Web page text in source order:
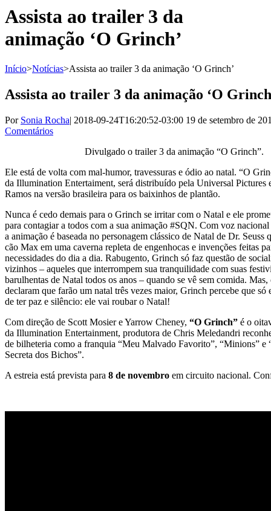
Assista ao trailer 3 da
animação ‘O Grinch’
Início>Notícias>Assista ao trailer 3 da animação ‘O Grinch’
Assista ao trailer 3 da animação ‘O
Por Sonia Rocha| 2018-09-24T16:20:52-03:00 19 de setembro de
Comentários
Divulgado o trailer 3 da animação “O Grinch”.
Ele está de volta com mal-humor, travessuras e ódio ao natal. “O
da Illumination Entertaiment, será distribuído pela Universal Pictures
Ramos na versão brasileira para os baixinhos de plantão.
Nunca é cedo demais para o Grinch se irritar com o Natal e ele
para contagiar a todos com a sua animação #SQN. Com voz
a animação é baseada no personagem clássico de Natal de Dr. Seuss
cão Max em uma caverna repleta de engenhocas e invenções feitas
necessidades do dia a dia. Rabugento, Grinch só faz questão de
vizinhos – aqueles que interrompem sua tranquilidade com suas
barulhentas de Natal todos os anos – quando se vê sem comida. Mas,
declaram que farão um natal três vezes maior, Grinch percebe que só
de ter paz e silêncio: ele vai roubar o Natal!
Com direção de Scott Mosier e Yarrow Cheney, “O Grinch” é o
da Illumination Entertainment, produtora de Chris Meledandri
de bilheteria como a franquia “Meu Malvado Favorito”, “Minions” e
Secreta dos Bichos”.
A estreia está prevista para 8 de novembro em circuito nacional.